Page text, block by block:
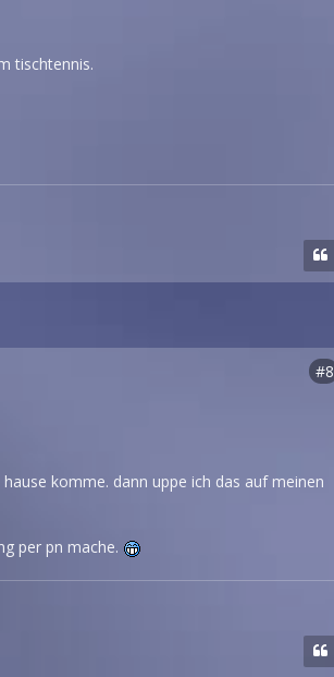
tischtennis.
#8
komme. dann uppe ich das auf meinen
per pn mache.